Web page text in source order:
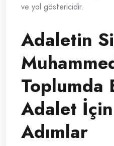
ve yol göstericidir.
Adaletin
Toplumda
Adalet İçin
Adımlar